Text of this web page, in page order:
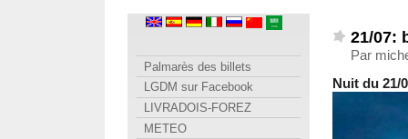
21/07:
Par
Nuit du 21/
Palmarès des billets
LGDM sur Facebook
LIVRADOIS-FOREZ
METEO